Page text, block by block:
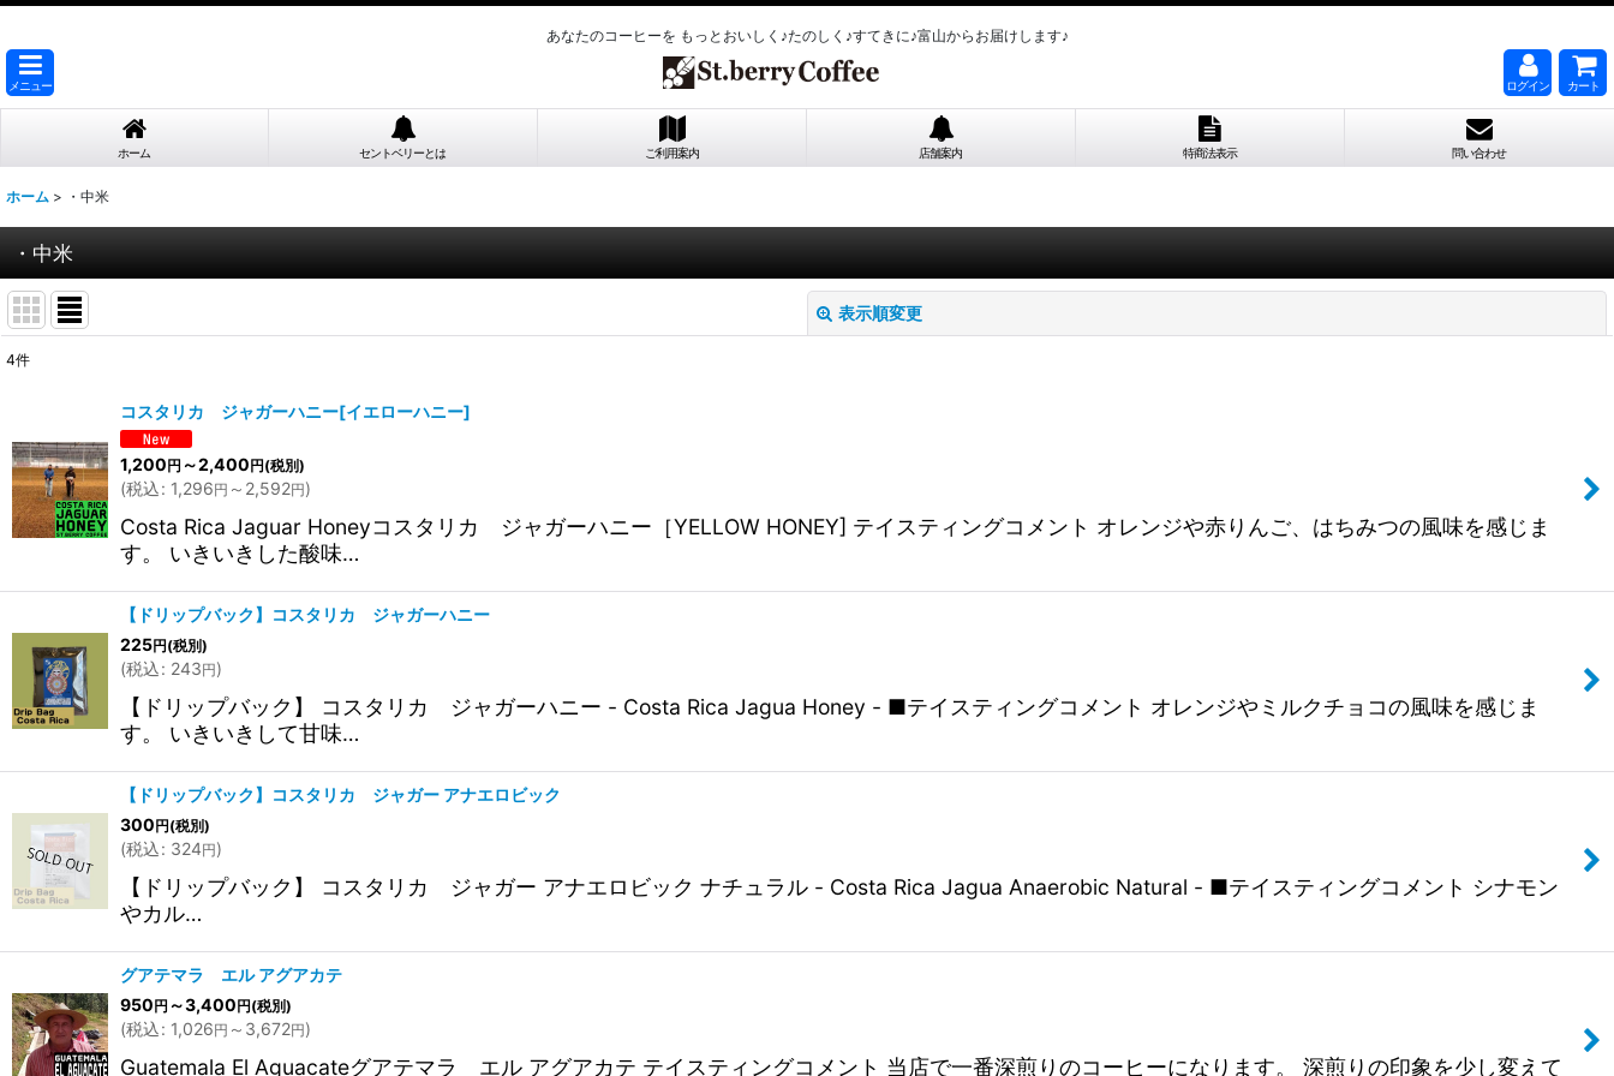
あなたのコーヒーを もっとおいしく♪たのしく♪すてきに♪富山からお届けします♪
メニュー ログイン カート
ホーム セントベリーとは ご利用案内 店舗案内 特商法表示 問い合わせ
ホーム > ・中米
・中米
表示順変更
並び順:
絞り込む
4件
コスタリカ ジャガーハニー[イエローハニー]
1,200円 ～2,400円(税別)
(税込: 1,296円 ～2,592円)
Costa Rica Jaguar Honeyコスタリカ ジャガーハニー［YELLOW HONEY] テイスティングコメント オレンジや赤りんご、はちみつの風味を感じま
す。 いきいきした酸味…
【ドリップバック】コスタリカ ジャガーハニー
225円(税別)
(税込: 243円)
【ドリップバック】 コスタリカ ジャガーハニー - Costa Rica Jagua Honey - ■テイスティングコメント オレンジやミルクチョコの風味を感じま
す。 いきいきして甘味…
【ドリップバック】コスタリカ ジャガー アナエロビック
300円(税別)
(税込: 324円)
【ドリップバック】 コスタリカ ジャガー アナエロビック ナチュラル - Costa Rica Jagua Anaerobic Natural - ■テイスティングコメント シナモン
やカル…
グアテマラ エル アグアカテ
950円 ～3,400円(税別)
(税込: 1,026円 ～3,672円)
Guatemala El Aguacateグアテマラ エル アグアカテ テイスティングコメント 当店で一番深煎りのコーヒーになります。 深煎りの印象を少し変えて